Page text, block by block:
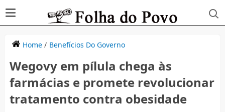
Home/ Benefícios Do Governo
Wegovy em pílula chega às
farmácias e promete revolucionar
tratamento contra obesidade